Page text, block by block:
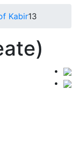
Kabir13